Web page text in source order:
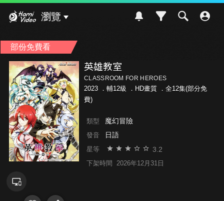
瀏覽
部份免費看
英雄教室
CLASSROOM FOR HEROES
2023 ． 輔12級
．HD畫質 ．全12集(部分免
費)
類型 魔幻冒險
發音 日語
星等 3.2
下架時間 2026年12月31日